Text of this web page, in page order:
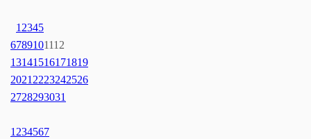
1 2345
6789101112
13141516171819
2021 2223242526
2728293031
1 234567